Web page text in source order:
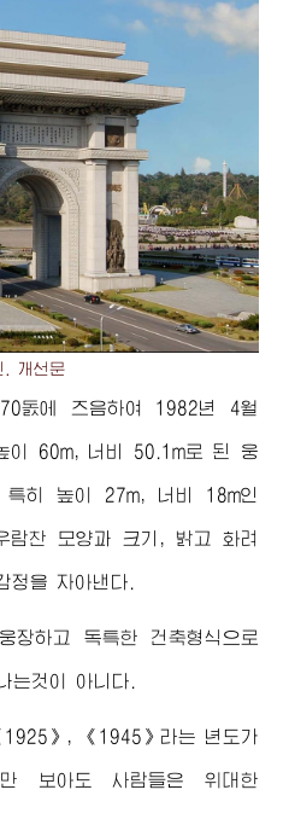
. 개선문
돐에 즈음하여 1982년 4월
이 60m, 너비 50.1m로 된 웅
특히 높이 27m, 너비 18m인
람찬 모양과 크기, 밝고 화려
정을 자아낸다.
장하고 독특한 건축형식으로
는것이 아니다.
》, 《1945》라는 년도가
만 보아도 사람들은 위대한